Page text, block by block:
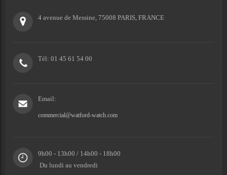
4 avenue de Messine, 75008 PARIS, FRANCE
Tél: 01 45 61 54 00
Email:
commercial@watford-watch.com
9h00 - 13h00 / 14h00 - 18h00
Du lundi au vendredi